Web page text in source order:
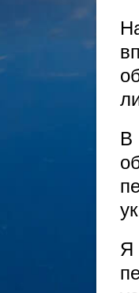
В
Я